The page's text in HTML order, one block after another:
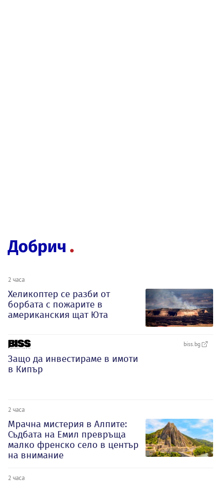
Добрич
2 часа
Хеликоптер се разби от
борбата с пожарите в
американския щат Юта
biss.bg
Защо да инвестираме в имоти
в Кипър
2 часа
Мрачна мистерия в Алпите:
Съдбата на Емил превръща
малко френско село в център
на внимание
2 часа